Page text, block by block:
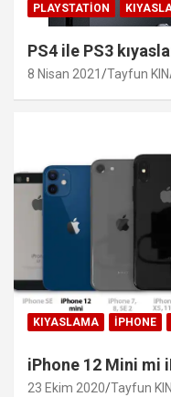
PLAYSTATION
PS4 ile PS3
8 Nisan 2021 Tayfun
KIYASLAMA IPHONE
iPhone 12 Mini mi
23 Ekim 2020 Tayfun